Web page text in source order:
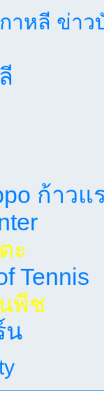
าหลี ข่าว
ก้าวแ
ะ
Tennis
พีช
น